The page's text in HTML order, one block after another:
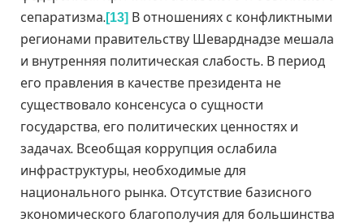
сепаратизма.[13] В отношениях с конфликтными
регионами правительству Шеварднадзе мешала
и внутренняя политическая слабость. В период
его правления в качестве президента не
существовало консенсуса о сущности
государства, его политических ценностях и
задачах. Всеобщая коррупция ослабила
инфраструктуры, необходимые для
национального рынка. Отсутствие базисного
экономического благополучия для большинства